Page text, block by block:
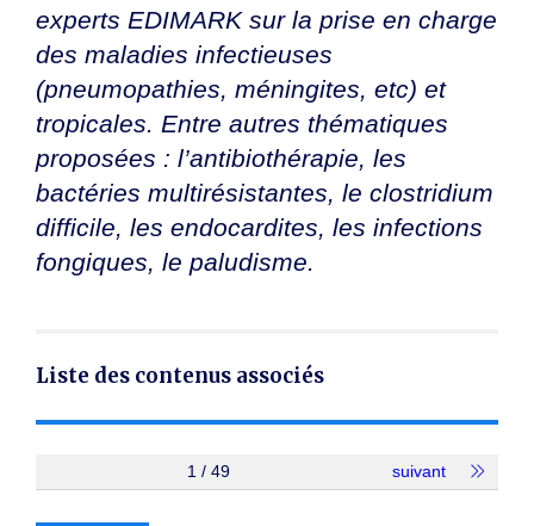
Infectiologie
Dates
Du
experts EDIMARK sur la prise en charge
des maladies infectieuses
(pneumopathies, méningites, etc) et
tropicales. Entre autres thématiques
proposées : l’antibiothérapie, les
bactéries multirésistantes, le clostridium
difficile, les endocardites, les infections
fongiques, le paludisme.
Liste des contenus associés
1 / 49 suivant